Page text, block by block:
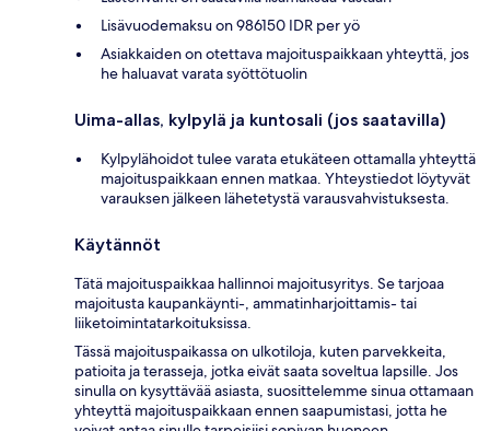
Lisävuodemaksu on 986150 IDR per yö
Asiakkaiden on otettava majoituspaikkaan yhteyttä, jos
he haluavat varata syöttötuolin
Uima-allas, kylpylä ja kuntosali (jos saatavilla)
Kylpylähoidot tulee varata etukäteen ottamalla yhteyttä
majoituspaikkaan ennen matkaa. Yhteystiedot löytyvät
varauksen jälkeen lähetetystä varausvahvistuksesta.
Käytännöt
Tätä majoituspaikkaa hallinnoi majoitusyritys. Se tarjoaa
majoitusta kaupankäynti-, ammatinharjoittamis- tai
liiketoimintatarkoituksissa.
Tässä majoituspaikassa on ulkotiloja, kuten parvekkeita,
patioita ja terasseja, jotka eivät saata soveltua lapsille. Jos
sinulla on kysyttävää asiasta, suosittelemme sinua ottamaan
yhteyttä majoituspaikkaan ennen saapumistasi, jotta he